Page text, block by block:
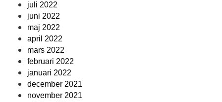
juli 2022
juni 2022
maj 2022
april 2022
mars 2022
februari 2022
januari 2022
december 2021
november 2021